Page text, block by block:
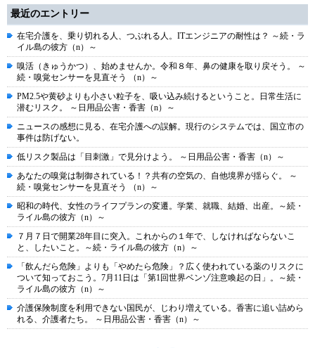
最近のエントリー
在宅介護を、乗り切れる人、つぶれる人。ITエンジニアの耐性は？ ～続・ラ
イル島の彼方（n）～
嗅活（きゅうかつ）、始めませんか。令和８年、鼻の健康を取り戻そう。 ～
続・嗅覚センサーを見直そう （n）～
PM2.5や黄砂よりも小さい粒子を、吸い込み続けるということ。日常生活に
潜むリスク。 ～日用品公害・香害（n）～
ニュースの感想に見る、在宅介護への誤解。現行のシステムでは、国立市の
事件は防げない。
低リスク製品は「目刺激」で見分けよう。 ～日用品公害・香害（n）～
あなたの嗅覚は制御されている！？共有の空気の、自他境界が揺らぐ。 ～
続・嗅覚センサーを見直そう （n）～
昭和の時代、女性のライフプランの変遷。学業、就職、結婚、出産。～続・
ライル島の彼方（n）～
７月７日で開業28年目に突入。これからの１年で、しなければならないこ
と、したいこと。～続・ライル島の彼方（n）～
「飲んだら危険」よりも「やめたら危険」？広く使われている薬のリスクに
ついて知っておこう。7月11日は「第1回世界ベンゾ注意喚起の日」。～続・
ライル島の彼方（n）～
介護保険制度を利用できない国民が、じわり増えている。香害に追い詰めら
れる、介護者たち。 ～日用品公害・香害（n）～